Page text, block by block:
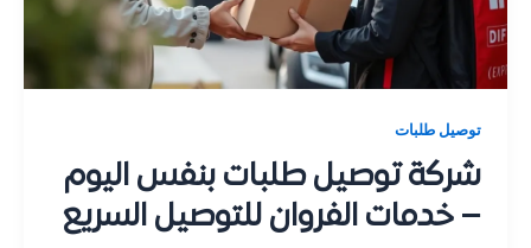
توصيل طلبات
شركة توصيل طلبات بنفس اليوم
– خدمات الفروان للتوصيل السريع